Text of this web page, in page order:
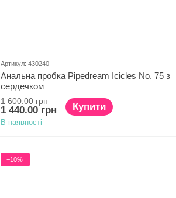
Артикул: 430240
Анальна пробка Pipedream Icicles No. 75 з
сердечком
1 600.00 грн
1 440.00 грн Купити
В наявності
−10%